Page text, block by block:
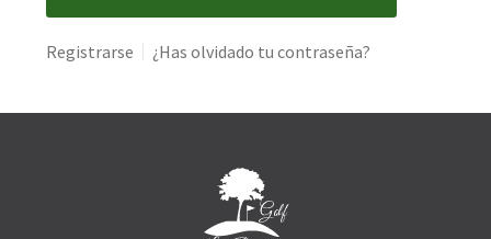
Registrarse ¿Has olvidado tu contraseña?